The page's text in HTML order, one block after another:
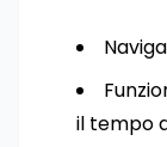
il tempo